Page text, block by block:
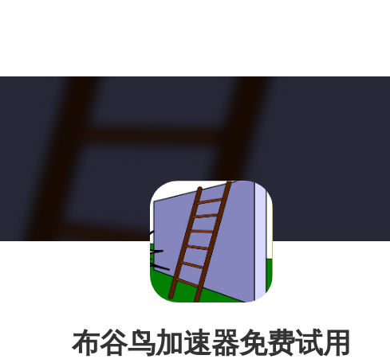
布谷鸟加速器免费试用